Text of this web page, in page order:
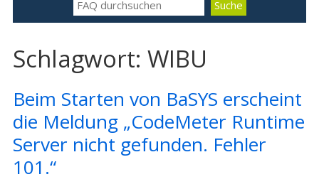
Schlagwort: WIBU
Beim Starten von BaSYS erscheint
die Meldung „CodeMeter Runtime
Server nicht gefunden. Fehler
101.“